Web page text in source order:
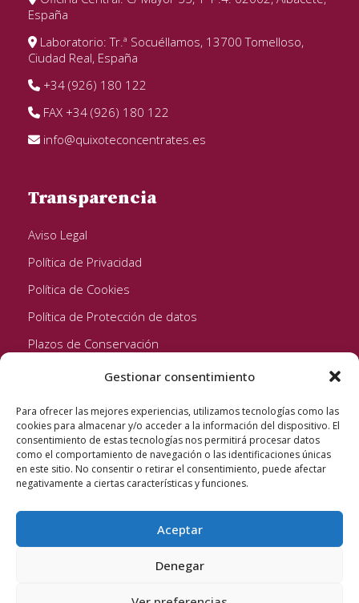
Gestionar consentimiento
Para ofrecer las mejores experiencias, utilizamos tecnologías como las
cookies para almacenar y/o acceder a la información del dispositivo. El
consentimiento de estas tecnologías nos permitirá procesar datos
como el comportamiento de navegación o las identificaciones únicas
en este sitio. No consentir o retirar el consentimiento, puede afectar
negativamente a ciertas características y funciones.
Aceptar
Denegar
España
Laboratorio: Tr.ª Socuéllamos, 13700 Tomelloso,
Ciudad Real, España
+34 (926) 180 122
FAX +34 (926) 180 122
info@quixoteconcentrates.es
Transparencia
Aviso Legal
Política de Privacidad
Política de Cookies
Política de Protección de datos
Plazos de Conservación
Seguinos!
Quixote Concentrates S.L. 2022 © Reservados todos los
derechos